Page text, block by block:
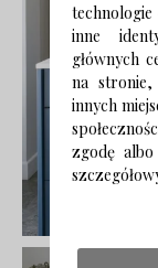
inne
głównych
na
innych
zgodę